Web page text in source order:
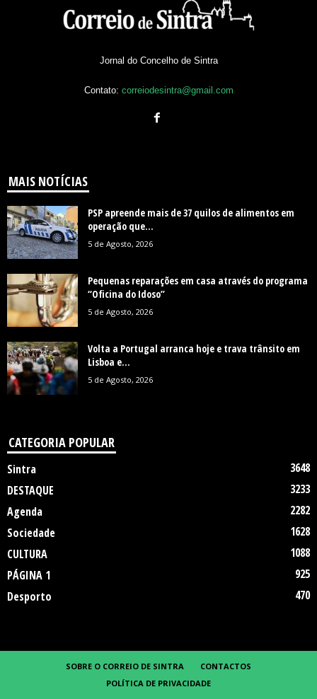
Jornal do Concelho de Sintra
Contato: correiodesintra@gmail.com
MAIS NOTÍCIAS
PSP apreende mais de 37 quilos de alimentos em
operação que...
5 de Agosto, 2026
Pequenas reparações em casa através do programa
“Oficina do Idoso”
5 de Agosto, 2026
Volta a Portugal arranca hoje e trava trânsito em
Lisboa e...
5 de Agosto, 2026
CATEGORIA POPULAR
Sintra
3648
DESTAQUE
3233
Agenda
2282
Sociedade
1628
CULTURA
1088
PÁGINA 1
925
Desporto
470
SOBRE O CORREIO DE SINTRA
CONTACTOS
POLÍTICA DE PRIVACIDADE